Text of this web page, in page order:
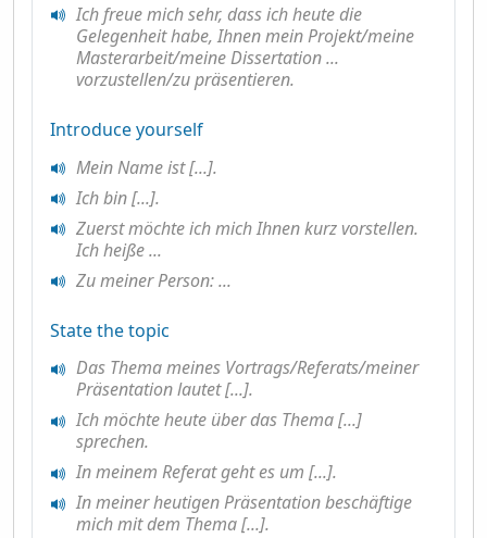
Ich freue mich sehr, dass ich heute die
Gelegenheit habe, Ihnen mein Projekt/meine
Masterarbeit/meine Dissertation ...
vorzustellen/zu präsentieren.
Introduce yourself
Mein Name ist [...].
Ich bin [...].
Zuerst möchte ich mich Ihnen kurz vorstellen.
Ich heiße ...
Zu meiner Person: ...
State the topic
Das Thema meines Vortrags/Referats/meiner
Präsentation lautet [...].
Ich möchte heute über das Thema [...]
sprechen.
In meinem Referat geht es um [...].
In meiner heutigen Präsentation beschäftige
mich mit dem Thema [...].